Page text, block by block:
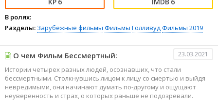
В ролях:
Разделы: Зарубежные фильмы Фильмы ГолливудФильмы 2019
О чем Фильм Бессмертный: 23.03.2021
Истории четырех разных людей, осознавших, что стали
бессмертными. Столкнувшись лицом к лицу со смертью и выйдя
невредимыми, они начинают думать по-другому и ощущают
неуверенность и страх, о которых раньше не подозревали.